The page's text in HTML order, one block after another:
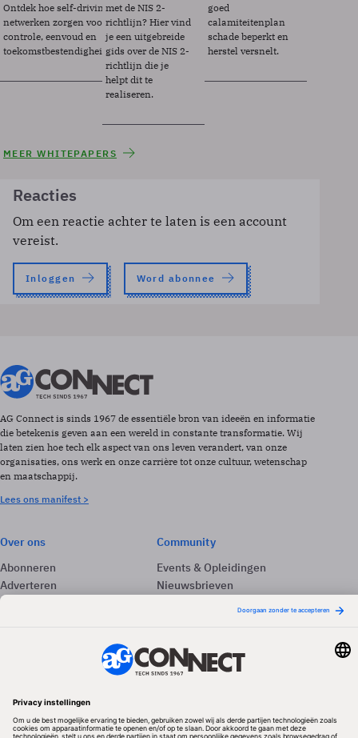
Ontdek hoe self-driving
netwerken zorgen voor
controle, eenvoud en
toekomstbestendigheid.
met de NIS 2-
richtlijn? Hier vind
je een uitgebreide
gids over de NIS 2-
richtlijn die je
helpt dit te
realiseren.
goed
calamiteitenplan
schade beperkt en
herstel versnelt.
MEER WHITEPAPERS
Reacties
Om een reactie achter te laten is een account
vereist.
Inloggen Word abonnee
AG Connect is sinds 1967 de essentiële bron van ideeën en informatie
die betekenis geven aan een wereld in constante transformatie. Wij
laten zien hoe tech elk aspect van ons leven verandert, van onze
organisaties, ons werk en onze carrière tot onze cultuur, wetenschap
en maatschappij.
Lees ons manifest >
Over ons
Abonneren
Adverteren
Contact
Community
Events & Opleidingen
Nieuwsbrieven